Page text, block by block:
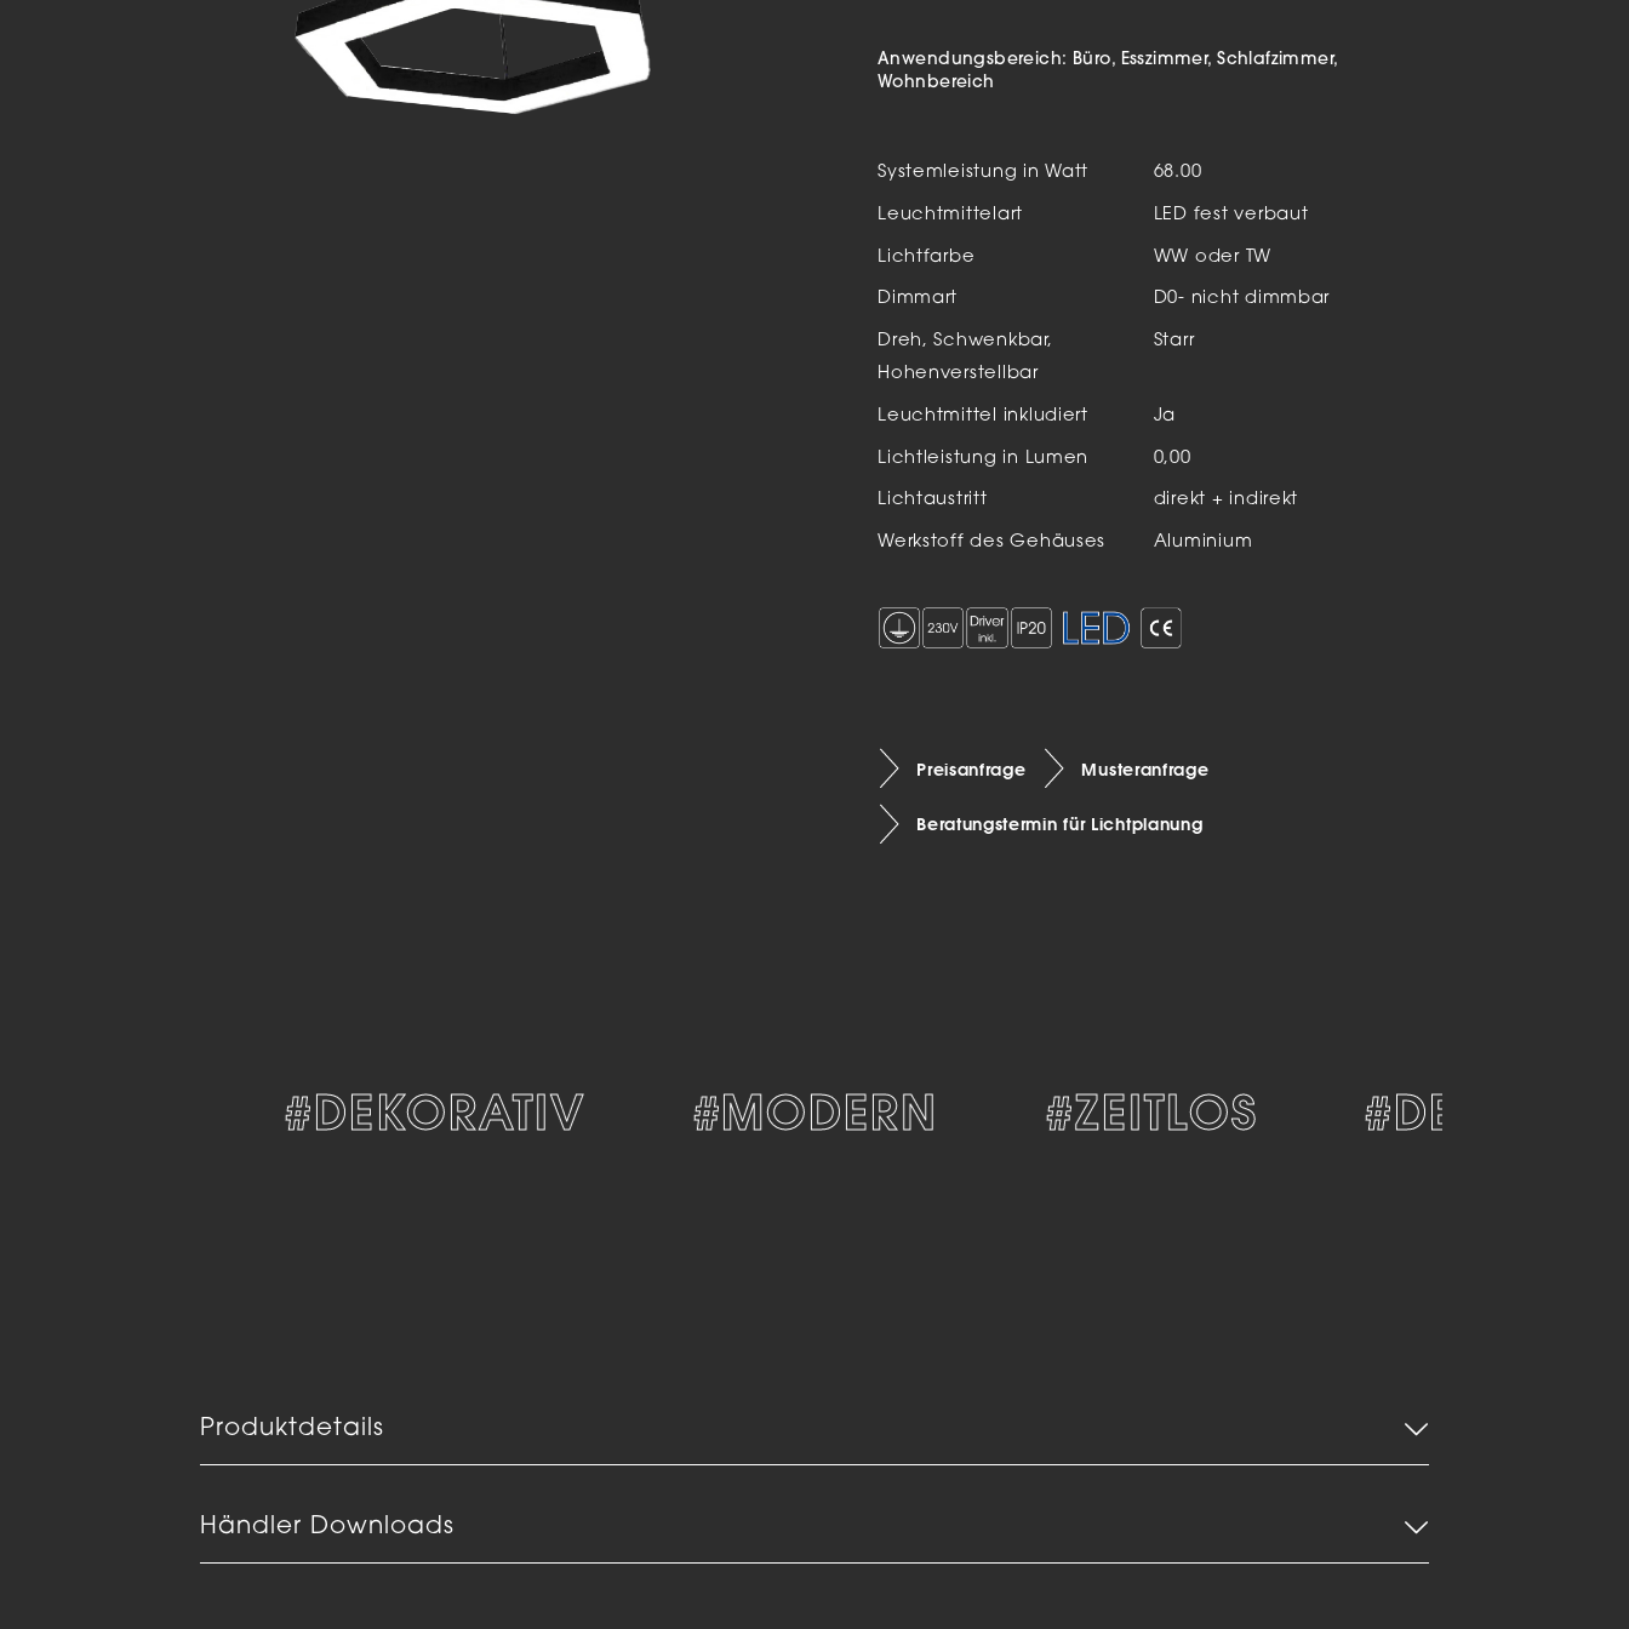
LED
Zubehör
Anwendungsbereich: Büro Esszimmer
Schlafzimmer
Wohnbereich
Systemleistung in Watt 68.00
Leuchtmittelart LED fest verbaut
Lichtfarbe WW oder TW
Dimmart D0- nicht dimmbar
Dreh, Schwenkbar,
Hohenverstellbar
Starr
Leuchtmittel inkludiert Ja
Lichtleistung in Lumen 0,00
Lichtaustritt direkt + indirekt
Werkstoff des Gehäuses Aluminium
Preisanfrage Musteranfrage
Beratungstermin für Lichtplanung
#DESIGN
#DEKORATIV #MODERN #ZEITLOS
Produktdetails
Händler Downloads